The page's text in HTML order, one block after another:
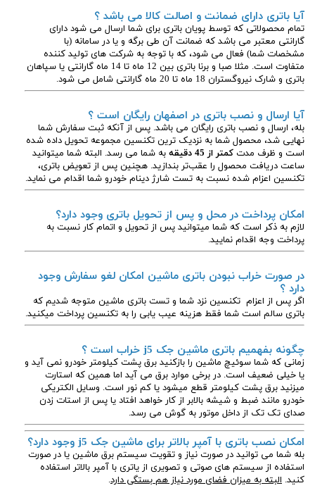
آیا باتری دارای ضمانت و اصالت کالا می باشد ؟
تمام محصولاتی که توسط پویان باتری برای شما ارسال می شود دارای
گارانتی معتبر می باشد که ضمانت آن طی برگه و یا در سامانه (با
مشخصات شما) فعال می شود، که با توجه به شرکت های تولید کننده
متفاوت است. مثلا صبا و برنا باتری بین 12 ماه تا 14 ماه گارانتی یا سپاهان
باتری و شارک نیروگستران 18 ماه تا 20 ماه گارانتی شامل می شود.
آیا ارسال و نصب باتری در اصفهان رایگان است ؟
بله، ارسال و نصب باتری رایگان می باشد. پس از آنکه ثبت سفارش شما
نهایی شد، محصول شما به نزدیک ترین تکنسین مجموعه تحویل داده شده
است و ظرف مدت کمتر از 45 دقیقه
به شما می رسد. البته شما میتوانید
ساعت دریافت محصول را عقب‌تر بندازید. هچنین پس از تعویض باتری،
تکنسین اعزام شده نسبت به تست شارژ دینام خودرو شما اقدام می نماید.
امکان پرداخت در محل و پس از تحویل باتری وجود دارد؟
لازم به ذکر است که شما میتوانید پس از تحویل و اتمام کار نسبت به
پرداخت وجه اقدام نمایید.
در صورت خراب نبودن باتری ماشین امکان لغو سفارش وجود
دارد ؟
اگر پس از اعزام تکنسین نزد شما و تست باتری ماشین متوجه شدیم که
باتری سالم است شما فقط هزینه عیب یابی را به تکنسین پرداخت میکنید.
چگونه بفهمیم باتری ماشین جک j5 خراب است ؟
زمانی که شما سوئیچ ماشین را بازکنید برق پشت کیلومتر خودرو نمی آید و
یا خیلی ضعیف است. در برخی موارد برق می آید اما همین که استارت
میزنید برق پشت کیلومتر قطع میشود یا کم نور است. وسایل الکتریکی
خودرو مانند ضبط و شیشه بالابر از کار خواهد افتاد یا پس از استات زدن
صدای تک تک از داخل موتور به گوش می رسد.
امکان نصب باتری با آمپر بالاتر برای ماشین جک j5 وجود دارد؟
بله شما می توانید در صورت نیاز و تقویت سیستم برق ماشین یا در صورت
استفاده از سیستم های صوتی و تصویری از یاتری با آمپر بالاتر استفاده
کنید. البته به میزان فضای مورد نیاز هم بستگی دارد.